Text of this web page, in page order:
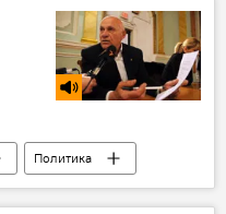
Политика